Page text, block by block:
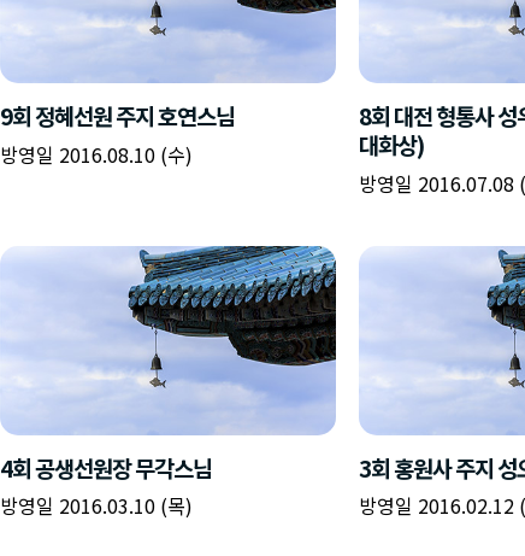
9회 정혜선원 주지 호연스님
방영일 2016.08.10 (수)
8회 대전 형통사
대화상)
방영일 2016.07.08
4회 공생선원장 무각스님
방영일 2016.03.10 (목)
3회 홍원사 주지 성
방영일 2016.02.12